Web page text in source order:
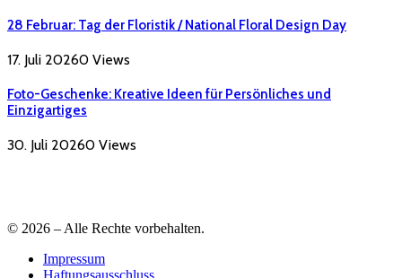
28 Februar: Tag der Floristik / National Floral Design Day
17. Juli 20260 Views
Foto-Geschenke: Kreative Ideen für Persönliches und
Einzigartiges
30. Juli 20260 Views
© 2026 – Alle Rechte vorbehalten.
Impressum
Haftungsausschluss